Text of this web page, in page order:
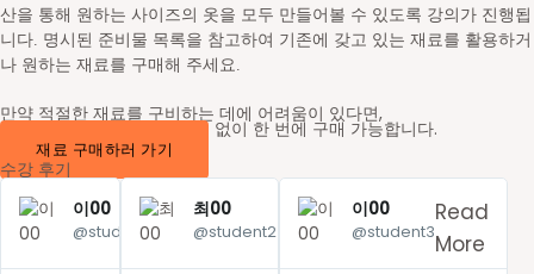
산을 통해 원하는 사이즈의 옷을 모두 만들어볼 수 있도록 강의가 진행됩
니다. 명시된 준비물 목록을 참고하여 기존에 갖고 있는 재료를 활용하거
나 원하는 재료를 구매해 주세요.
만약 적절한 재료를 구비하는 데에 어려움이 있다면,
바늘이야기 사이트에서 고민 없이 한 번에 구매 가능합니다.
재료 구매하러 가기
수강 후기
이00
@student1
Read
More
최00
@student2
Read
More
이00
@student3
Read
More